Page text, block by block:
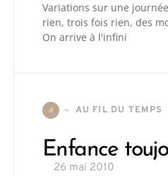
Variations sur une
rien, trois fois rien, des
On arrive à l'infini
A AU FIL DU TEMPS
Enfance
26 mai 2010